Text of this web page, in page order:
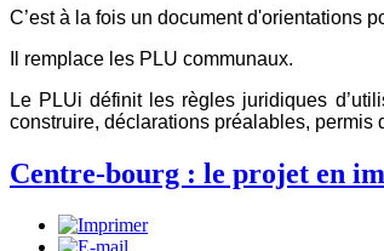
C’est à la fois un document d'orientations
Il remplace les PLU communaux.
Le PLUi définit les règles juridiques
construire, déclarations préalables, permis
Centre-bourg : le projet en